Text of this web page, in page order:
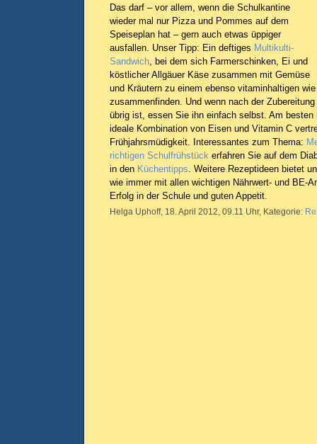
Das darf – vor allem, wenn die Schulkantine
wieder mal nur Pizza und Pommes auf dem
Speiseplan hat – gern auch etwas üppiger
ausfallen. Unser Tipp: Ein deftiges Multikulti-
Sandwich, bei dem sich Farmerschinken, Ei und
köstlicher Allgäuer Käse zusammen mit Gemüse
und Kräutern zu einem ebenso vitaminhaltigen
zusammenfinden. Und wenn nach der
übrig ist, essen Sie ihn einfach selbst. Am besten
ideale Kombination von Eisen und Vitamin C
Frühjahrsmüdigkeit. Interessantes zum Thema:
richtigen Schulfrühstück erfahren Sie auf dem
in den Küchentipps. Weitere Rezeptideen bietet
wie immer mit allen wichtigen Nährwert- und BE-
Erfolg in der Schule und guten Appetit.
Helga Uphoff, 18. April 2012, 09.11 Uhr, Kategorie: